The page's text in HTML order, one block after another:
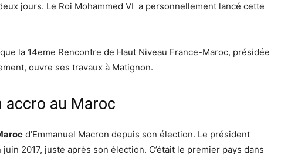
jours. Le Roi Mohammed VI a personnellement lancé cette
la 14eme Rencontre de Haut Niveau France-Maroc, présidée
ouvre ses travaux à Matignon.
accro au Maroc
d’Emmanuel Macron depuis son élection. Le président
2017, juste après son élection. C’était le premier pays dans